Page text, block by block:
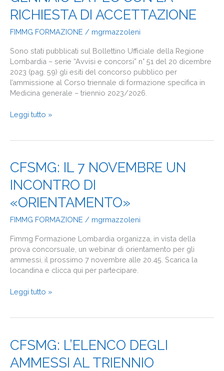
RICHIESTA DI ACCETTAZIONE
FIMMG FORMAZIONE / mgrmazzoleni
Sono stati pubblicati sul Bollettino Ufficiale della Regione
Lombardia – serie “Avvisi e concorsi” n° 51 del 20 dicembre
2023 (pag. 59) gli esiti del concorso pubblico per
l’ammissione al Corso triennale di formazione specifica in
Medicina generale – triennio 2023/2026.
2023/2026:
ENTRO
IL
GENNAIO
LA
PEC
CON
LA
DI
Leggi tutto »
CFSMG: IL 7 NOVEMBRE UN
INCONTRO DI
«ORIENTAMENTO»
FIMMG FORMAZIONE / mgrmazzoleni
Fimmg Formazione Lombardia organizza, in vista della
prova concorsuale, un webinar di orientamento per gli
ammessi, il prossimo 7 novembre alle 20.45. Scarica la
locandina e clicca qui per partecipare.
CFSMG:
IL
NOVEMBRE
UN
INCONTRO
«ORIENTAMENTO»
Leggi tutto »
CFSMG: L’ELENCO DEGLI
AMMESSI AL TRIENNIO
CFSMG:
L’ELENCO
DEGLI